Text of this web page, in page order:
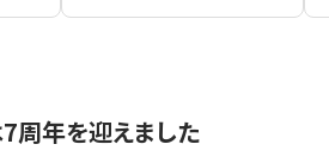
周年を迎えました